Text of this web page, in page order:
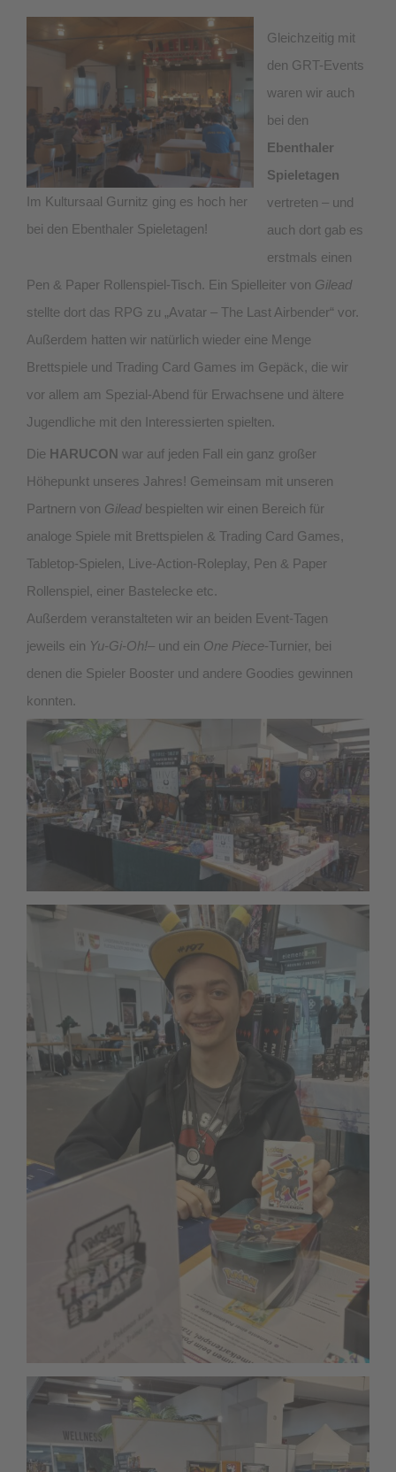
Im Kultursaal Gurnitz ging es hoch her
bei den Ebenthaler Spieletagen!
Gleichzeitig mit
den GRT-Events
waren wir auch
bei den
Ebenthaler
Spieletagen
vertreten – und
auch dort gab es
erstmals einen
Pen & Paper Rollenspiel-Tisch. Ein Spielleiter von Gilead
stellte dort das RPG zu „Avatar – The Last Airbender“ vor.
Außerdem hatten wir natürlich wieder eine Menge
Brettspiele und Trading Card Games im Gepäck, die wir
vor allem am Spezial-Abend für Erwachsene und ältere
Jugendliche mit den Interessierten spielten.
Die HARUCON war auf jeden Fall ein ganz großer
Höhepunkt unseres Jahres! Gemeinsam mit unseren
Partnern von Gilead bespielten wir einen Bereich für
analoge Spiele mit Brettspielen & Trading Card Games,
Tabletop-Spielen, Live-Action-Roleplay, Pen & Paper
Rollenspiel, einer Bastelecke etc.
Außerdem veranstalteten wir an beiden Event-Tagen
jeweils ein Yu-Gi-Oh!– und ein One Piece-Turnier, bei
denen die Spieler Booster und andere Goodies gewinnen
konnten.